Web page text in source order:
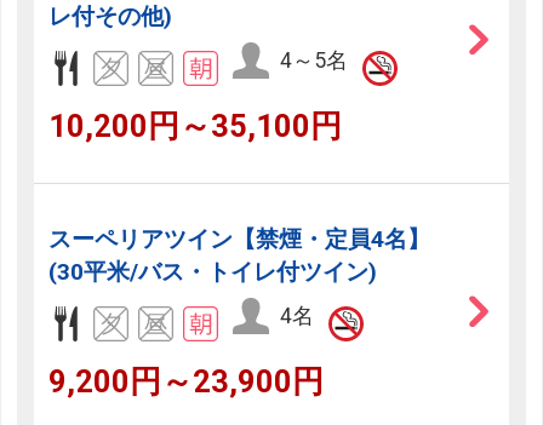
レ付その他)
4～5名
10,200円～35,100円
スーペリアツイン【禁煙・定員4名】
(30平米/バス・トイレ付ツイン)
4名
9,200円～23,900円